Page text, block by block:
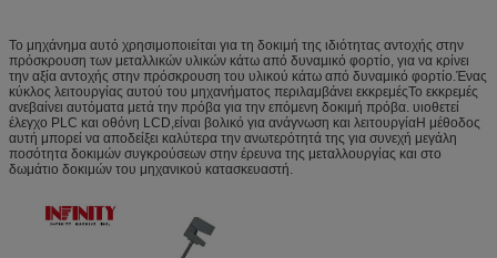
Το μηχάνημα αυτό χρησιμοποιείται για τη δοκιμή της ιδιότητας αντοχής στην
πρόσκρουση των μεταλλικών υλικών κάτω από δυναμικό φορτίο, για να κρίνει
την αξία αντοχής στην πρόσκρουση του υλικού κάτω από δυναμικό φορτίο.Ένας
κύκλος λειτουργίας αυτού του μηχανήματος περιλαμβάνει εκκρεμέςΤο εκκρεμές
ανεβαίνει αυτόματα μετά την πρόβα για την επόμενη δοκιμή πρόβα. υιοθετεί
έλεγχο PLC και οθόνη LCD,είναι βολικό για ανάγνωση και λειτουργίαΗ μέθοδος
αυτή μπορεί να αποδείξει καλύτερα την ανωτερότητά της για συνεχή μεγάλη
ποσότητα δοκιμών συγκρούσεων στην έρευνα της μεταλλουργίας και στο
δωμάτιο δοκιμών του μηχανικού κατασκευαστή.